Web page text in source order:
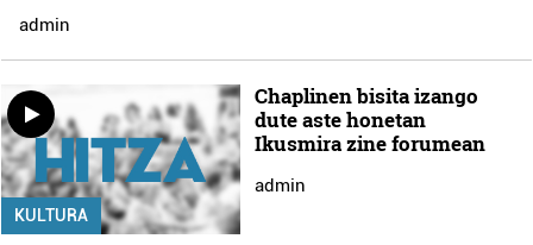
admin
KULTURA
Chaplinen bisita izango
dute aste honetan
Ikusmira zine forumean
admin